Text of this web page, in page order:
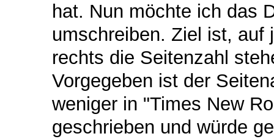
hat. Nun möchte ich das
umschreiben. Ziel ist, auf
rechts die Seitenzahl
Vorgegeben ist der
weniger in "Times New
geschrieben und würde